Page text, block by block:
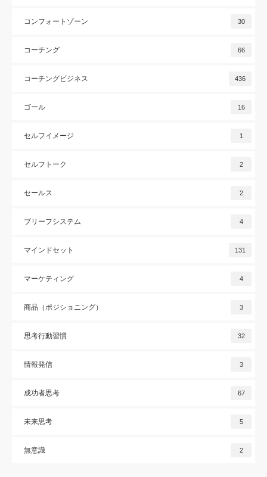
コンフォートゾーン 30
コーチング 66
コーチングビジネス 436
ゴール 16
セルフイメージ 1
セルフトーク 2
セールス 2
ブリーフシステム 4
マインドセット 131
マーケティング 4
商品（ポジショニング） 3
思考行動習慣 32
情報発信 3
成功者思考 67
未来思考 5
無意識 2